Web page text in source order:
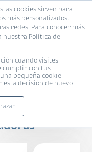
cookies sirven para
más personalizados,
redes. Para conocer más
nuestra Política de
cuando visites
cumplir con tus
pequeña cookie
decisión de nuevo.